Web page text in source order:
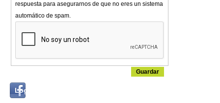
respuesta para asegurarnos de que no eres un sistema
automático de spam.
Log in with...